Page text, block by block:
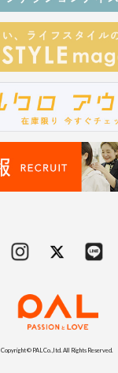
Copyright © PAL Co.,ltd. All Rights Reserved.